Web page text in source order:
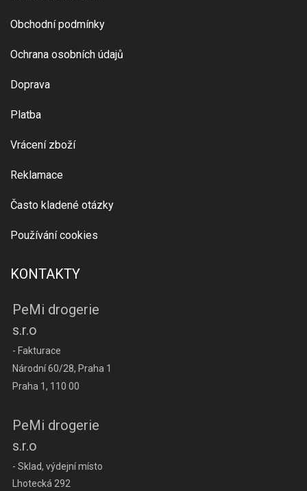
Obchodní podmínky
Ochrana osobních údajů
Doprava
Platba
Vrácení zboží
Reklamace
Často kladené otázky
Používání cookies
KONTAKTY
PeMi drogerie
s.r.o
- Fakturace
Národní 60/28, Praha 1
Praha 1, 110 00
PeMi drogerie
s.r.o
- Sklad, výdejní místo
Lhotecká 292